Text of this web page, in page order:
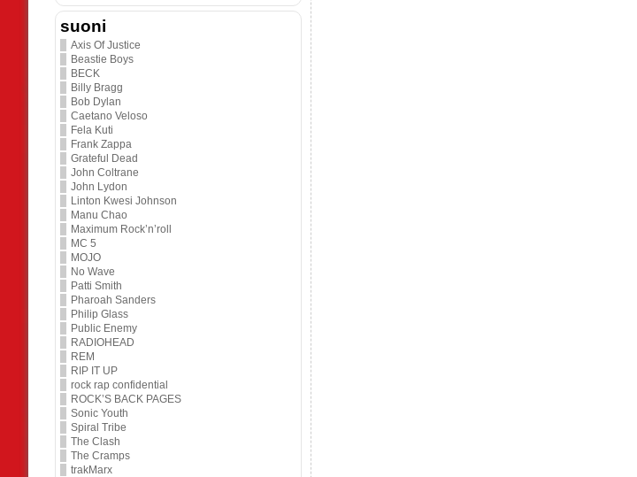
suoni
Axis Of Justice
Beastie Boys
BECK
Billy Bragg
Bob Dylan
Caetano Veloso
Fela Kuti
Frank Zappa
Grateful Dead
John Coltrane
John Lydon
Linton Kwesi Johnson
Manu Chao
Maximum Rock’n’roll
MC 5
MOJO
No Wave
Patti Smith
Pharoah Sanders
Philip Glass
Public Enemy
RADIOHEAD
REM
RIP IT UP
rock rap confidential
ROCK’S BACK PAGES
Sonic Youth
Spiral Tribe
The Clash
The Cramps
trakMarx